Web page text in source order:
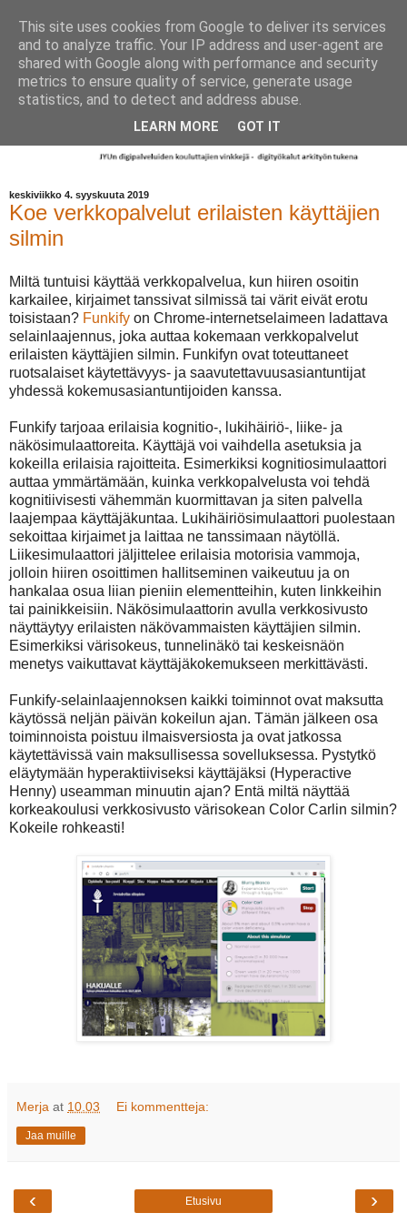
keskiviikko 4. syyskuuta 2019
Koe verkkopalvelut erilaisten käyttäjien
silmin
Miltä tuntuisi käyttää verkkopalvelua, kun hiiren osoitin
karkailee, kirjaimet tanssivat silmissä tai värit eivät erotu
toisistaan? Funkify on Chrome-internetselaimeen ladattava
selainlaajennus, joka auttaa kokemaan verkkopalvelut
erilaisten käyttäjien silmin. Funkifyn ovat toteuttaneet
ruotsalaiset käytettävyys- ja saavutettavuusasiantuntijat
yhdessä kokemusasiantuntijoiden kanssa.
Funkify tarjoaa erilaisia kognitio-, lukihäiriö-, liike- ja
näkösimulaattoreita. Käyttäjä voi vaihdella asetuksia ja
kokeilla erilaisia rajoitteita. Esimerkiksi kognitiosimulaattori
auttaa ymmärtämään, kuinka verkkopalvelusta voi tehdä
kognitiivisesti vähemmän kuormittavan ja siten palvella
laajempaa käyttäjäkuntaa. Lukihäiriösimulaattori puolestaan
sekoittaa kirjaimet ja laittaa ne tanssimaan näytöllä.
Liikesimulaattori jäljittelee erilaisia motorisia vammoja,
jolloin hiiren osoittimen hallitseminen vaikeutuu ja on
hankalaa osua liian pieniin elementteihin, kuten linkkeihin
tai painikkeisiin. Näkösimulaattorin avulla verkkosivusto
näyttäytyy erilaisten näkövammaisten käyttäjien silmin.
Esimerkiksi värisokeus, tunnelinäkö tai keskeisnäön
menetys vaikuttavat käyttäjäkokemukseen merkittävästi.
Funkify-selainlaajennoksen kaikki toiminnot ovat maksutta
käytössä neljän päivän kokeilun ajan. Tämän jälkeen osa
toiminnoista poistuu ilmaisversiosta ja ovat jatkossa
käytettävissä vain maksullisessa sovelluksessa. Pystytkö
eläytymään hyperaktiiviseksi käyttäjäksi (Hyperactive
Henny) useamman minuutin ajan? Entä miltä näyttää
korkeakoulusi verkkosivusto värisokean Color Carlin silmin?
Kokeile rohkeasti!
Merja at 10.03 Ei kommentteja:
Jaa muille
‹ ›
Etusivu
This site uses cookies from Google to deliver its services
and to analyze traffic. Your IP address and user-agent are
shared with Google along with performance and security
metrics to ensure quality of service, generate usage
statistics, and to detect and address abuse.
LEARN MORE GOT IT